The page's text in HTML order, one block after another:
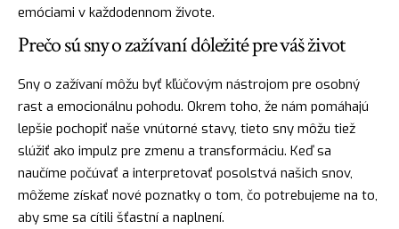
emóciami v každodennom živote.
Prečo sú sny o zažívaní dôležité pre váš život
Sny o zažívaní môžu byť kľúčovým nástrojom pre osobný
rast a emocionálnu pohodu. Okrem toho, že nám pomáhajú
lepšie pochopiť naše vnútorné stavy, tieto sny môžu tiež
slúžiť ako impulz pre zmenu a transformáciu. Keď sa
naučíme počúvať a interpretovať posolstvá našich snov,
môžeme získať nové poznatky o tom, čo potrebujeme na to,
aby sme sa cítili šťastní a naplnení.